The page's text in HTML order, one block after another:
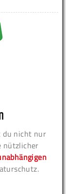
du nicht nur
nützlicher